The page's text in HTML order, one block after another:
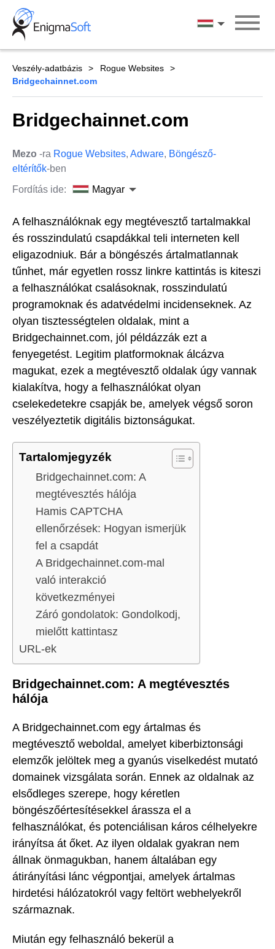
Skip
content
Magyar
Veszély-adatbázis
Rogue Websites
Bridgechainnet.com
Bridgechainnet.com
Mezo -ra Rogue Websites, Adware, Böngésző-
eltérítők-ben
Fordítás ide:
Magyar
A felhasználóknak egy megtévesztő tartalmakkal
és rosszindulatú csapdákkal teli interneten kell
eligazodniuk. Bár a böngészés ártalmatlannak
tűnhet, már egyetlen rossz linkre kattintás is kiteszi
a felhasználókat csalásoknak, rosszindulatú
programoknak és adatvédelmi incidenseknek. Az
olyan tisztességtelen oldalak, mint a
Bridgechainnet.com, jól példázzák ezt a
fenyegetést. Legitim platformoknak álcázva
magukat, ezek a megtévesztő oldalak úgy vannak
kialakítva, hogy a felhasználókat olyan
cselekedetekre csapják be, amelyek végső soron
veszélyeztetik digitális biztonságukat.
Tartalomjegyzék
Bridgechainnet.com: A
megtévesztés hálója
Hamis CAPTCHA
ellenőrzések: Hogyan ismerjük
fel a csapdát
A Bridgechainnet.com-mal
való interakció
következményei
Záró gondolatok: Gondolkodj,
mielőtt kattintasz
URL-ek
Bridgechainnet.com: A megtévesztés
hálója
A Bridgechainnet.com egy ártalmas és
megtévesztő weboldal, amelyet kiberbiztonsági
elemzők jelöltek meg a gyanús viselkedést mutató
domainek vizsgálata során. Ennek az oldalnak az
elsődleges szerepe, hogy kéretlen
böngészőértesítésekkel árassza el a
felhasználókat, és potenciálisan káros célhelyekre
irányítsa át őket. Az ilyen oldalak gyakran nem
állnak önmagukban, hanem általában egy
átirányítási lánc végpontjai, amelyek ártalmas
hirdetési hálózatokról vagy feltört webhelyekről
származnak.
Miután egy felhasználó bekerül a